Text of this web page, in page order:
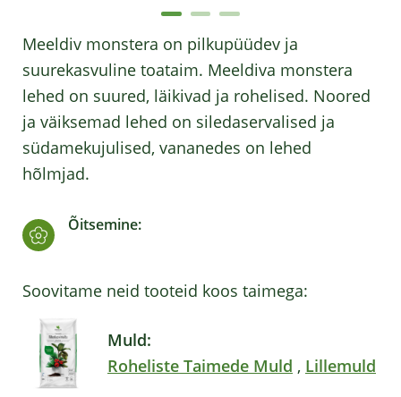
Meeldiv monstera on pilkupüüdev ja
suurekasvuline toataim. Meeldiva monstera
lehed on suured, läikivad ja rohelised. Noored
ja väiksemad lehed on siledaservalised ja
südamekujulised, vananedes on lehed
hõlmjad.
Õitsemine:
Soovitame neid tooteid koos taimega:
Muld:
Roheliste Taimede Muld , Lillemuld